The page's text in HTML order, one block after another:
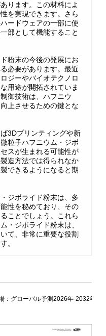
ります。この材料によ
を実現できます。さら
ードウェアの一部に使
部として機能すること
粉末の今後の発展にお
必要があります。最近
ジーやバイオテクノロ
用途が開拓されていま
御技術は、ハフニウ
上させるための鍵とな
3Dプリンティングや新
粒子ハフニウム・ジボ
スが生まれる可能性が
造方法では得られなか
できるようになると期
ジボライド粉末は、多
性を秘めており、その
ことでしょう。これら
・ジボライド粉末は、
て、非常に重要な役割
。
：グローバル予測2026年-2032年